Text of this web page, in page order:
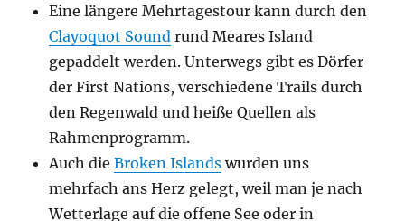
Eine längere Mehrtagestour kann durch den
Clayoquot Sound rund Meares Island
gepaddelt werden. Unterwegs gibt es Dörfer
der First Nations, verschiedene Trails durch
den Regenwald und heiße Quellen als
Rahmenprogramm.
Auch dieBroken Islands wurden uns
mehrfach ans Herz gelegt, weil man je nach
Wetterlage auf die offene See oder in